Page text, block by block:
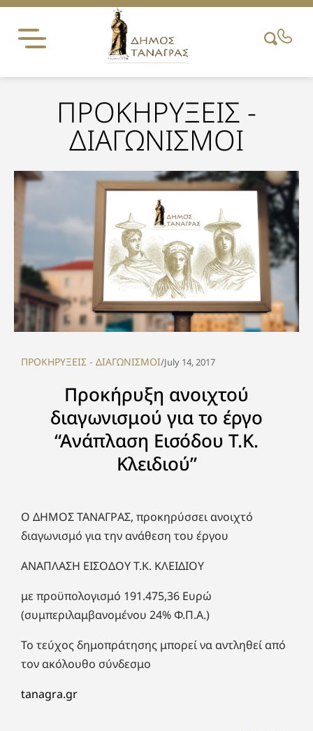
Skip
content
ΠΡΟΚΗΡΥΞΕΙΣ -
ΔΙΑΓΩΝΙΣΜΟΙ
ΠΡΟΚΗΡΥΞΕΙΣ - ΔΙΑΓΩΝΙΣΜΟΙ/July 14, 2017
Προκήρυξη ανοιχτού
διαγωνισμού για το έργο
“Ανάπλαση Εισόδου Τ.Κ.
Κλειδιού”
Ο ΔΗΜΟΣ ΤΑΝΑΓΡΑΣ, προκηρύσσει ανοιχτό
διαγωνισμό για την ανάθεση του έργου
ΑΝΑΠΛΑΣΗ ΕΙΣΟΔΟΥ Τ.Κ. ΚΛΕΙΔΙΟΥ
με προϋπολογισμό 191.475,36 Ευρώ
(συμπεριλαμβανομένου 24% Φ.Π.Α.)
Το τεύχος δημοπράτησης μπορεί να αντληθεί από
τον ακόλουθο σύνδεσμο
tanagra.gr